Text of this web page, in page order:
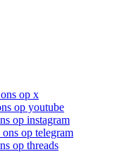
op x
op youtube
op instagram
op telegram
op threads